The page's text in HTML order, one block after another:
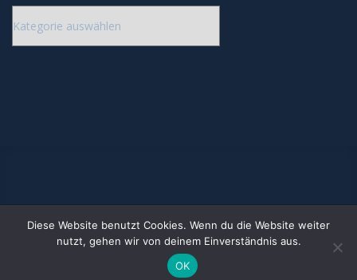
Achondriten
Artverwandtes
Konstellationen
www.jonastronomie.de
© 2020. By Carsten Jonas
Diese Website benutzt Cookies. Wenn du die Website weiter
nutzt, gehen wir von deinem Einverständnis aus.
OK